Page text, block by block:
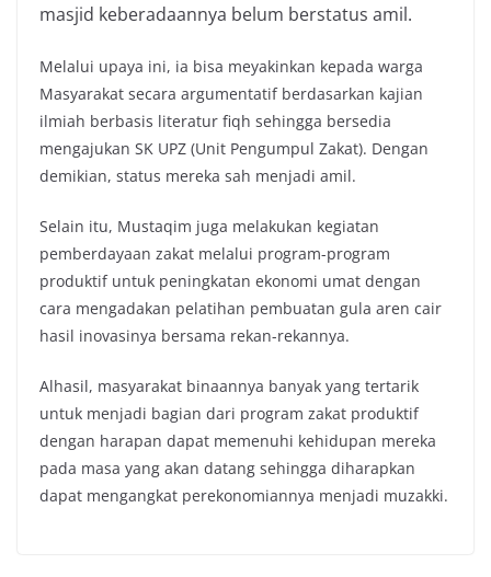
masjid keberadaannya belum berstatus amil.
Melalui upaya ini, ia bisa meyakinkan kepada warga
Masyarakat secara argumentatif berdasarkan kajian
ilmiah berbasis literatur fiqh sehingga bersedia
mengajukan SK UPZ (Unit Pengumpul Zakat). Dengan
demikian, status mereka sah menjadi amil.
Selain itu, Mustaqim juga melakukan kegiatan
pemberdayaan zakat melalui program-program
produktif untuk peningkatan ekonomi umat dengan
cara mengadakan pelatihan pembuatan gula aren cair
hasil inovasinya bersama rekan-rekannya.
Alhasil, masyarakat binaannya banyak yang tertarik
untuk menjadi bagian dari program zakat produktif
dengan harapan dapat memenuhi kehidupan mereka
pada masa yang akan datang sehingga diharapkan
dapat mengangkat perekonomiannya menjadi muzakki.